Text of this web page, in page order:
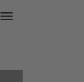
menu